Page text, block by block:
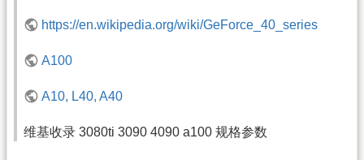
https://en.wikipedia.org/wiki/GeForce_40_series
A100
A10, L40, A40
维基收录 3080ti 3090 4090 a100 规格参数